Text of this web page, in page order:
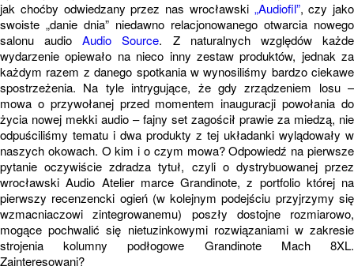
jak choćby odwiedzany przez nas wrocławski „Audiofil”, czy jako
swoiste „danie dnia” niedawno relacjonowanego otwarcia nowego
salonu audioAudio Source. Z naturalnych względów każde
wydarzenie opiewało na nieco inny zestaw produktów, jednak za
każdym razem z danego spotkania w wynosiliśmy bardzo ciekawe
spostrzeżenia. Na tyle intrygujące, że gdy zrządzeniem losu –
mowa o przywołanej przed momentem inauguracji powołania do
życia nowej mekki audio – fajny set zagościł prawie za miedzą, nie
odpuściliśmy tematu i dwa produkty z tej układanki wylądowały w
naszych okowach. O kim i o czym mowa? Odpowiedź na pierwsze
pytanie oczywiście zdradza tytuł, czyli o dystrybuowanej przez
wrocławski Audio Atelier marce Grandinote, z portfolio której na
pierwszy recenzencki ogień (w kolejnym podejściu przyjrzymy się
wzmacniaczowi zintegrowanemu) poszły dostojne rozmiarowo,
mogące pochwalić się nietuzinkowymi rozwiązaniami w zakresie
strojenia kolumny podłogowe Grandinote Mach 8XL.
Zainteresowani?